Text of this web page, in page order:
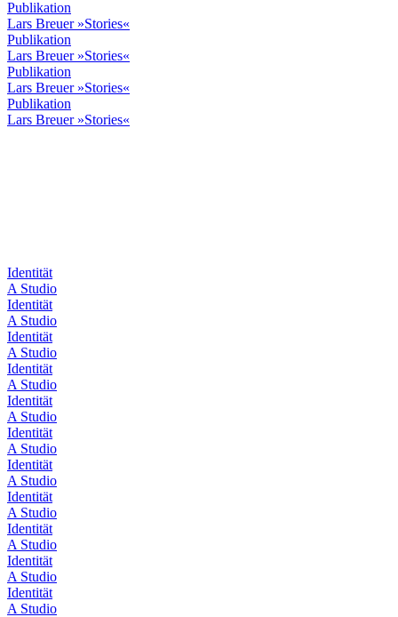
Publikation
Lars Breuer »Stories«
Publikation
Lars Breuer »Stories«
Publikation
Lars Breuer »Stories«
Publikation
Lars Breuer »Stories«
Identität
A Studio
Identität
A Studio
Identität
A Studio
Identität
A Studio
Identität
A Studio
Identität
A Studio
Identität
A Studio
Identität
A Studio
Identität
A Studio
Identität
A Studio
Identität
A Studio